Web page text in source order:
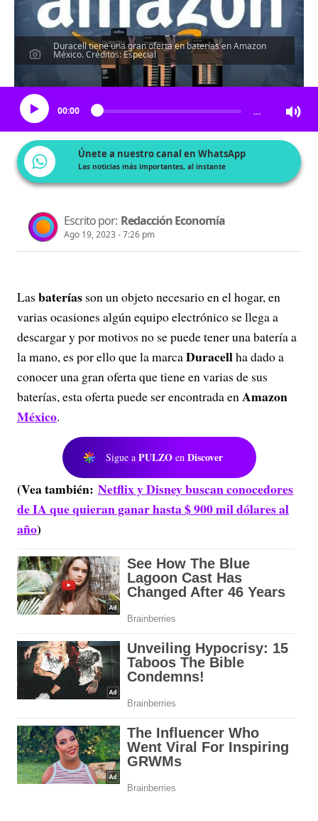
Duracell tiene una gran oferta en baterías en Amazon
México. Créditos: Especial
Escucha el artículo
00:00 …
Únete a nuestro canal en WhatsApp
Las noticias más importantes, al instante
Escrito por: Redacción Economía
Ago 19, 2023 - 7:26 pm
Las baterías son un objeto necesario en el hogar, en
varias ocasiones algún equipo electrónico se llega a
descargar y por motivos no se puede tener una batería a
la mano, es por ello que la marcaDuracellha dado a
conocer una gran oferta que tiene en varias de sus
baterías, esta oferta puede ser encontrada enAmazon
México.
Sigue a PULZO en Discover
(Vea también: Netflix y Disney buscan conocedores
de IA que quieran ganar hasta $ 900 mil dólares al
año)